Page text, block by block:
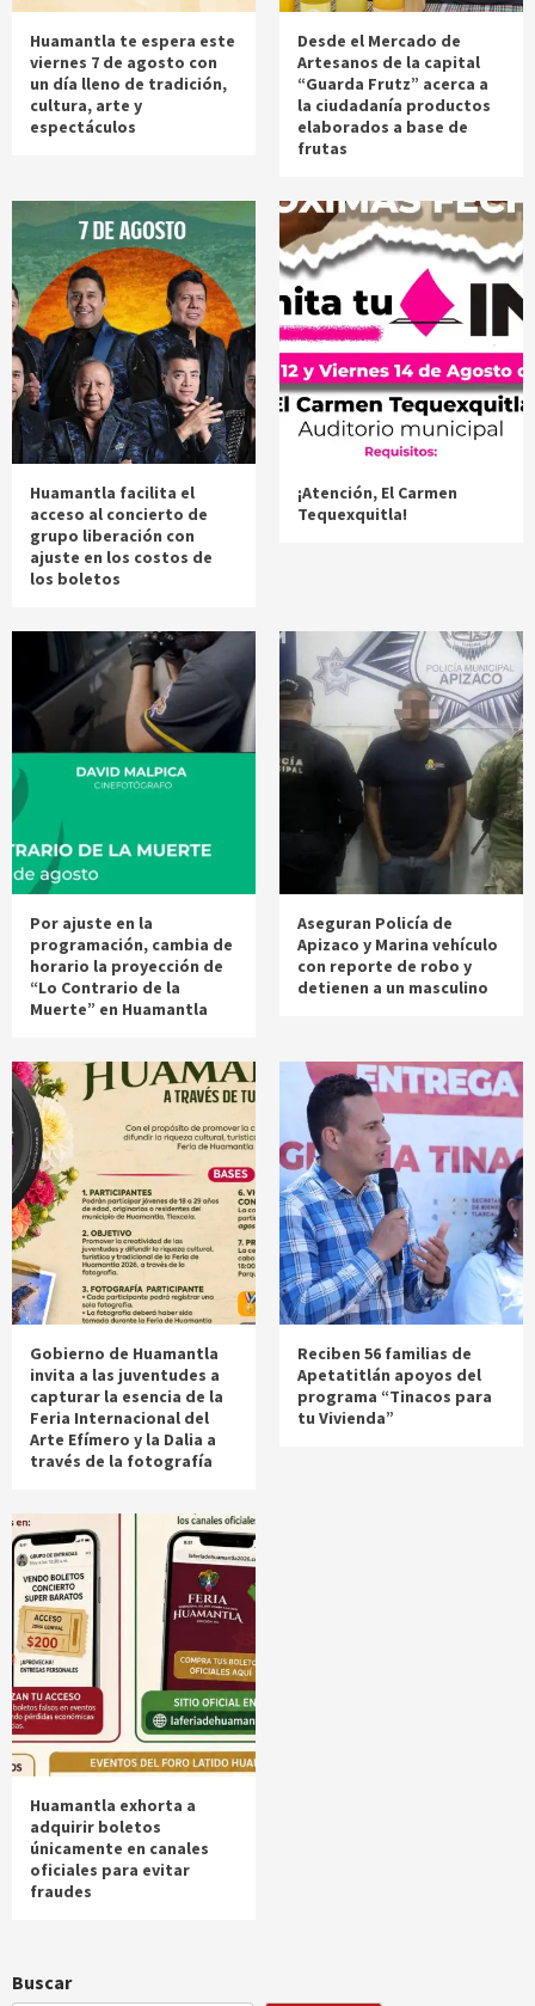
Huamantla te espera este
viernes 7 de agosto con
un día lleno de tradición,
cultura, arte y
espectáculos
Desde el Mercado de
Artesanos de la capital
“Guarda Frutz” acerca a
la ciudadanía productos
elaborados a base de
frutas
Huamantla facilita el
acceso al concierto de
grupo liberación con
ajuste en los costos de
los boletos
¡Atención, El Carmen
Tequexquitla!
Por ajuste en la
programación, cambia de
horario la proyección de
“Lo Contrario de la
Muerte” en Huamantla
Aseguran Policía de
Apizaco y Marina vehículo
con reporte de robo y
detienen a un masculino
Gobierno de Huamantla
invita a las juventudes a
capturar la esencia de la
Feria Internacional del
Arte Efímero y la Dalia a
través de la fotografía
Reciben 56 familias de
Apetatitlán apoyos del
programa “Tinacos para
tu Vivienda”
Huamantla exhorta a
adquirir boletos
únicamente en canales
oficiales para evitar
fraudes
Buscar